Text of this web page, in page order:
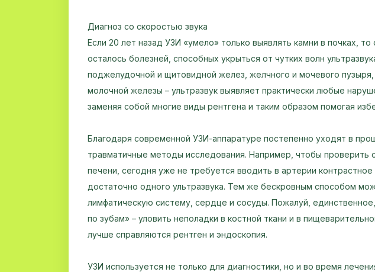
Диагноз со скоростью звука
Если 20 лет назад УЗИ «умело» только выявлять камни в почках, то
осталось болезней, способных укрыться от чутких волн
поджелудочной и щитовидной желез, желчного и мочевого пузыря,
молочной железы – ультразвук выявляет практически любые
заменяя собой многие виды рентгена и таким образом помогая
Благодаря современной УЗИ-аппаратуре постепенно уходят в
травматичные методы исследования. Например, чтобы проверить
печени, сегодня уже не требуется вводить в артерии
достаточно одного ультразвука. Тем же бескровным способом
лимфатическую систему, сердце и сосуды. Пожалуй,
по зубам» – уловить неполадки в костной ткани и в
лучше справляются рентген и эндоскопия.
УЗИ используется не только для диагностики, но и во время